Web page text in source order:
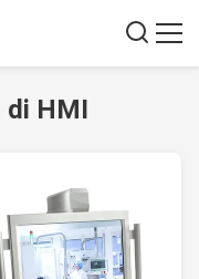
di HMI